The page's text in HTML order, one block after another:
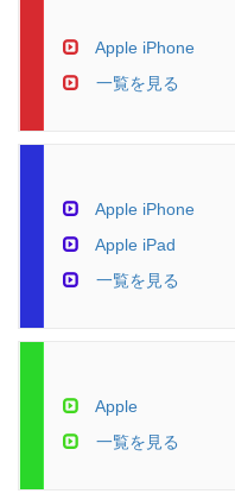
Apple iPhone
一覧を見る
Apple iPhone
Apple iPad
一覧を見る
Apple
一覧を見る